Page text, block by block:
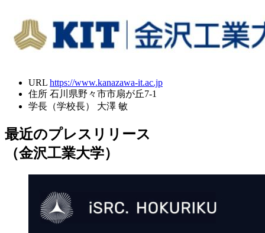
URL https://www.kanazawa-it.ac.jp
住所 石川県野々市市扇が丘7-1
学長（学校長）
大澤 敏
最近のプレスリリース
（金沢工業大学）